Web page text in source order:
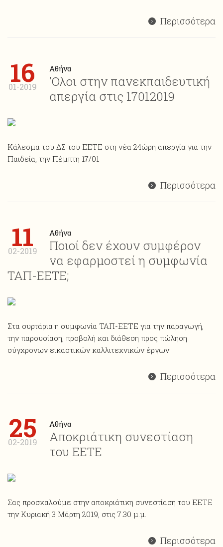
Περισσότερα
16
01-2019
Αθήνα
'Ολοι στην πανεκπαιδευτική
απεργία στις 17012019
Κάλεσμα του ΔΣ του ΕΕΤΕ στη νέα 24ώρη απεργία για την
Παιδεία, την Πέμπτη 17/01
Περισσότερα
11
02-2019
Αθήνα
Ποιοί δεν έχουν συμφέρον
να εφαρμοστεί η συμφωνία
ΤΑΠ-ΕΕΤΕ;
Στα συρτάρια η συμφωνία ΤΑΠ-ΕΕΤΕ για την παραγωγή,
την παρουσίαση, προβολή και διάθεση προς πώληση
σύγχρονων εικαστικών καλλιτεχνικών έργων
Περισσότερα
25
02-2019
Αθήνα
Αποκριάτικη συνεστίαση
του ΕΕΤΕ
Σας προσκαλούμε στην αποκριάτικη συνεστίαση του ΕΕΤΕ
την Κυριακή 3 Μάρτη 2019, στις 7.30 μ.μ.
Περισσότερα